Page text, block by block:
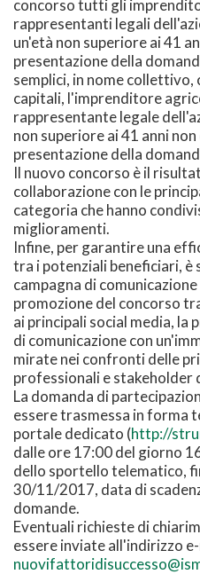
concorso tutti gli
rappresentanti legali
un'età non superiore ai 41
presentazione della
semplici, in nome
capitali, l'imprenditore
rappresentante legale
non superiore ai 41 anni
presentazione della
Il nuovo concorso è il
collaborazione con le
categoria che hanno
miglioramenti.
Infine, per garantire una
tra i potenziali beneficiari, è
campagna di
promozione del concorso
ai principali social media, la
di comunicazione con
mirate nei confronti delle
professionali e stakeholder
La domanda di
essere trasmessa in forma
portale dedicato (http://
dalle ore 17:00 del giorno
dello sportello telematico,
30/11/2017, data di
domande.
Eventuali richieste di
essere inviate all'indirizzo